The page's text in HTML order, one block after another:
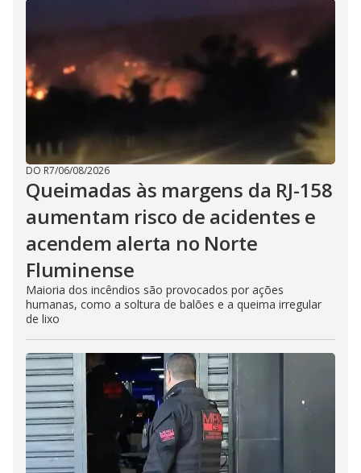
DO R7/06/08/2026
Queimadas às margens da RJ-158
aumentam risco de acidentes e
acendem alerta no Norte
Fluminense
Maioria dos incêndios são provocados por ações
humanas, como a soltura de balões e a queima irregular
de lixo